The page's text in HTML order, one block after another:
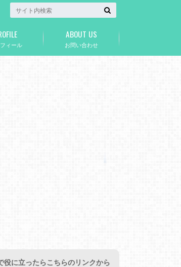
ィール お問い合わせ
ABOUT US
役に立ったらこちらのリンクから